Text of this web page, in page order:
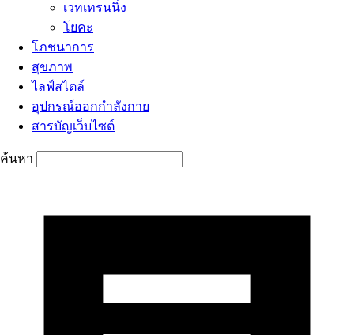
เวทเทรนนิ่ง
โยคะ
โภชนาการ
สุขภาพ
ไลฟ์สไตล์
อุปกรณ์ออกกำลังกาย
สารบัญเว็บไซต์
ค้นหา